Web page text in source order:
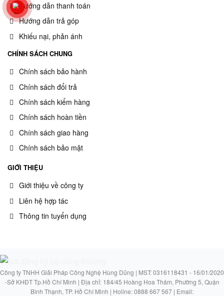
Hướng dẫn thanh toán
Hướng dẫn trả góp
Khiếu nại, phản ánh
CHÍNH SÁCH CHUNG
Chính sách bảo hành
Chính sách đổi trả
Chính sách kiểm hàng
Chính sách hoàn tiền
Chính sách giao hàng
Chính sách bảo mật
GIỚI THIỆU
Giới thiệu về công ty
Liên hệ hợp tác
Thông tin tuyển dụng
Công ty TNHH Giải Pháp Công Nghệ Hùng Dũng | MST: 0316118431 - 16/01/2020
-Sở KHĐT Tp.Hồ Chí Minh | Địa chỉ: 184/45 Hoàng Hoa Thám, Phường 5, Quận
Bình Thạnh, TP. Hồ Chí Minh | Holine: 0888 667 567 | Email: